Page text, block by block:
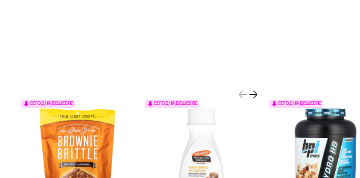
СЕГОДНЯ ДЕШЕВЛЕ СЕГОДНЯ ДЕШЕВЛЕ СЕГОДНЯ ДЕШЕВЛЕ